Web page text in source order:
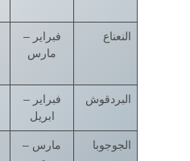
النعناع
فبراير –
مارس
البردقوش
فبراير –
ابريل
الجوجوبا
مارس –